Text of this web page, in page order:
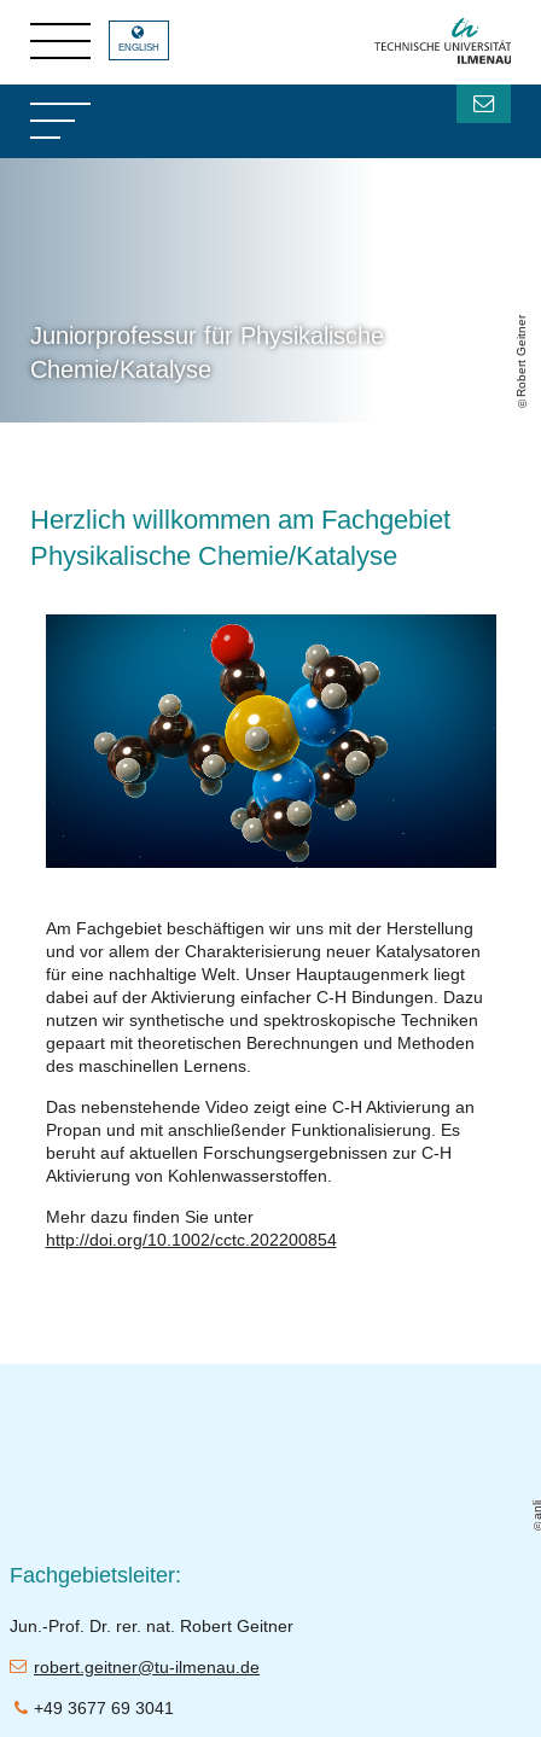
Juniorprofessur für Physikalische
Chemie/Katalyse
Robert Geitner
ENGLISH
Herzlich willkommen am Fachgebiet
Physikalische Chemie/Katalyse
Am Fachgebiet beschäftigen wir uns mit der Herstellung
und vor allem der Charakterisierung neuer Katalysatoren
für eine nachhaltige Welt. Unser Hauptaugenmerk liegt
dabei auf der Aktivierung einfacher C-H Bindungen. Dazu
nutzen wir synthetische und spektroskopische Techniken
gepaart mit theoretischen Berechnungen und Methoden
des maschinellen Lernens.
Das nebenstehende Video zeigt eine C-H Aktivierung an
Propan und mit anschließender Funktionalisierung. Es
beruht auf aktuellen Forschungsergebnissen zur C-H
Aktivierung von Kohlenwasserstoffen.
Mehr dazu finden Sie unter
http://doi.org/10.1002/cctc.202200854
Fachgebietsleiter:
Jun.-Prof. Dr. rer. nat. Robert Geitner
robert.geitner@tu-ilmenau.de
+49 3677 69 3041